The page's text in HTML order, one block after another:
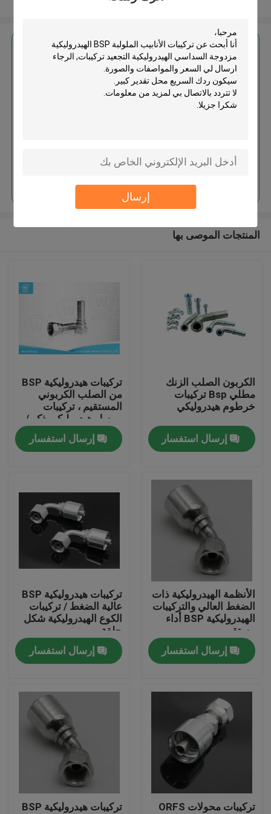
إرسال
معلومات عنا
جولة في المعمل
مراقبة الجودة
اتصل بنا
أخبار
تركيبات نهاية خرطوم هيدروليكي
تركيبات خرطوم هيدروليكي
احصل على افضل سعر ل
الهيدروليكية مزدوجة السداسي
المنتجات الموصى بها
الكربون الصلب الزنك
مطلي Bsp تركيبات
خرطوم هيدروليكي
إرسال استفسار
تركيبات هيدروليكية BSP
من الصلب الكربوني
المستقيم ، تركيبات
موصل هيدروليكي ذكر /
أنثى
إرسال استفسار
الأنظمة الهيدروليكية ذات
الضغط العالي والتركيبات
الهيدروليكية BSP أداء
مستقر
إرسال استفسار
تركيبات هيدروليكية BSP
عالية الضغط / تركيبات
الكوع الهيدروليكية شكل
حلقة
إرسال استفسار
تركيبات محولات ORFS
تركيبات هيدروليكية BSP